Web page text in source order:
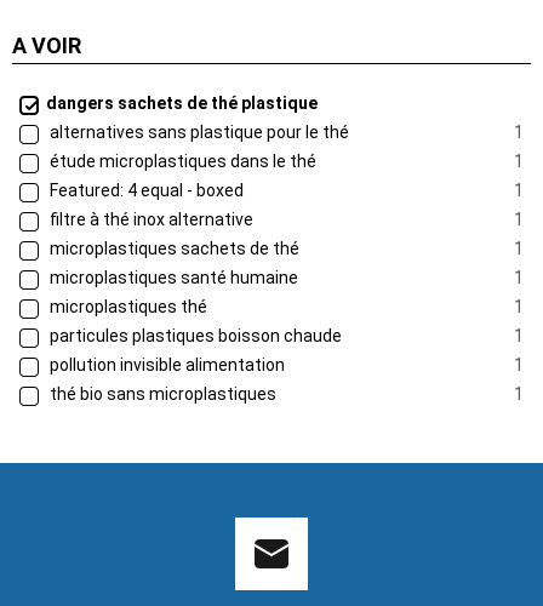
A VOIR
dangers sachets de thé plastique
alternatives sans plastique pour le thé
1
étude microplastiques dans le thé
1
Featured: 4 equal - boxed
1
filtre à thé inox alternative
1
microplastiques sachets de thé
1
microplastiques santé humaine
1
microplastiques thé
1
particules plastiques boisson chaude
1
pollution invisible alimentation
1
thé bio sans microplastiques
1